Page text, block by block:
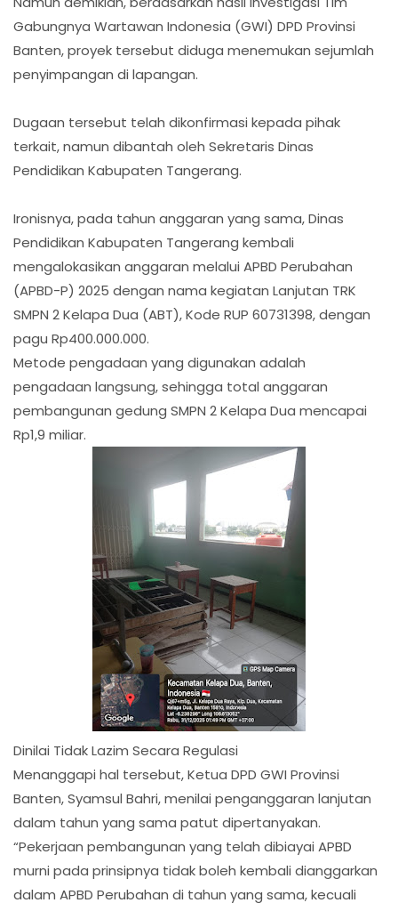
Gabungnya Wartawan Indonesia (GWI) DPD Provinsi
Banten, proyek tersebut diduga menemukan sejumlah
penyimpangan di lapangan.
Dugaan tersebut telah dikonfirmasi kepada pihak
terkait, namun dibantah oleh Sekretaris Dinas
Pendidikan Kabupaten Tangerang.
Ironisnya, pada tahun anggaran yang sama, Dinas
Pendidikan Kabupaten Tangerang kembali
mengalokasikan anggaran melalui APBD Perubahan
(APBD-P) 2025 dengan nama kegiatan Lanjutan TRK
SMPN 2 Kelapa Dua (ABT), Kode RUP 60731398, dengan
pagu Rp400.000.000.
Metode pengadaan yang digunakan adalah
pengadaan langsung, sehingga total anggaran
pembangunan gedung SMPN 2 Kelapa Dua mencapai
Rp1,9 miliar.
Dinilai Tidak Lazim Secara Regulasi
Menanggapi hal tersebut, Ketua DPD GWI Provinsi
Banten, Syamsul Bahri, menilai penganggaran lanjutan
dalam tahun yang sama patut dipertanyakan.
“Pekerjaan pembangunan yang telah dibiayai APBD
murni pada prinsipnya tidak boleh kembali dianggarkan
dalam APBD Perubahan di tahun yang sama, kecuali